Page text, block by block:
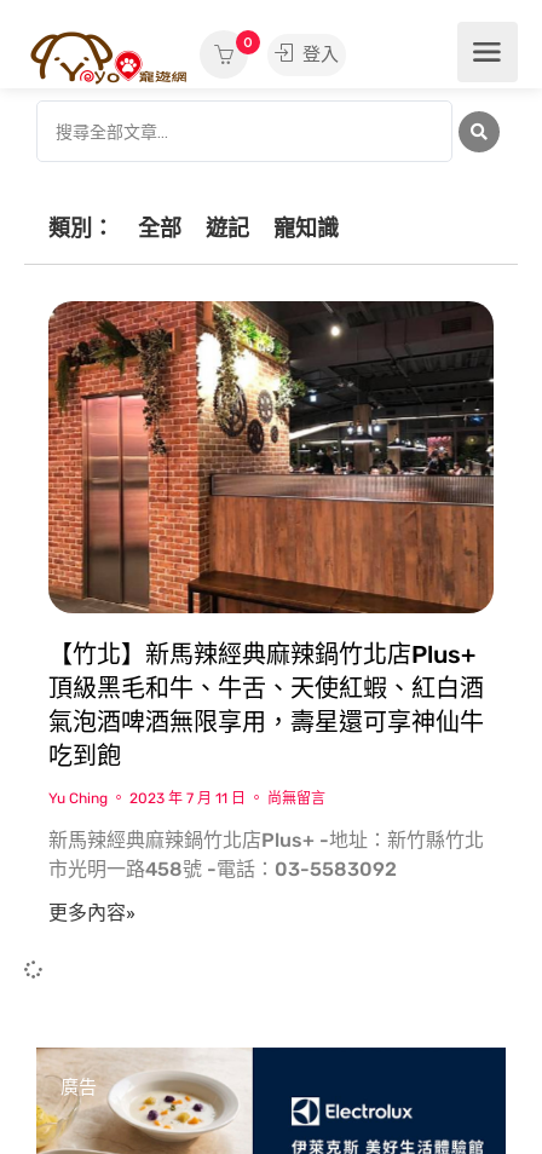
0
登入
類別： 全部 遊記 寵知識
【竹北】新馬辣經典麻辣鍋竹北店Plus+
頂級黑毛和牛、牛舌、天使紅蝦、紅白酒
氣泡酒啤酒無限享用，壽星還可享神仙牛
吃到飽
Yu Ching 2023 年 7 月 11 日 尚無留言
新馬辣經典麻辣鍋竹北店Plus+ -地址：新竹縣竹北
市光明一路458號 -電話：03-5583092
更多內容»
廣告